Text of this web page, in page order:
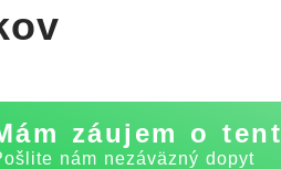
záujem o
nám nezáväzný dopyt